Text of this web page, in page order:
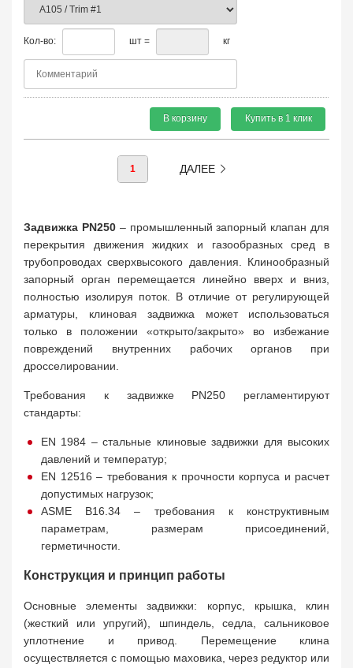
Кол-во: шт = кг
В корзину Купить в 1 клик
1 ДАЛЕЕ
Задвижка PN250– промышленный запорный клапан для
перекрытия движения жидких и газообразных сред в
трубопроводах сверхвысокого давления. Клинообразный
запорный орган перемещается линейно вверх и вниз,
полностью изолируя поток. В отличие от регулирующей
арматуры, клиновая задвижка может использоваться
только в положении «открыто/закрыто» во избежание
повреждений внутренних рабочих органов при
дросселировании.
Требования к задвижке PN250 регламентируют
стандарты:
EN 1984 – стальные клиновые задвижки для высоких
давлений и температур;
EN 12516 – требования к прочности корпуса и расчет
допустимых нагрузок;
ASME B16.34 – требования к конструктивным
параметрам, размерам присоединений,
герметичности.
Конструкция и принцип работы
Основные элементы задвижки: корпус, крышка, клин
(жесткий или упругий), шпиндель, седла, сальниковое
уплотнение и привод. Перемещение клина
осуществляется с помощью маховика, через редуктор или